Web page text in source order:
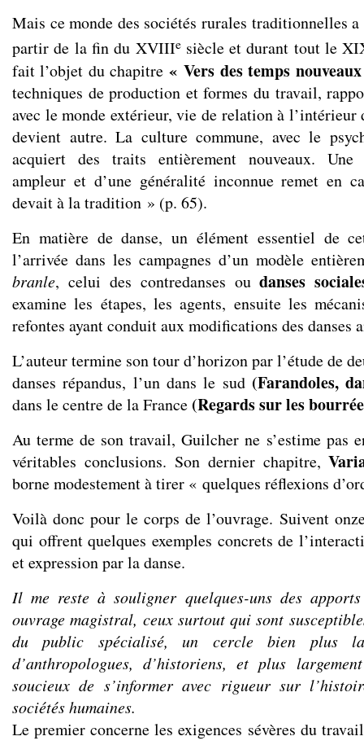
Mais ce monde des sociétés rurales traditionnelles
partir de la fin du XVIIIesiècle et durant tout le
fait l’objet du chapitre « Vers des temps
techniques de production et formes du travail,
avec le monde extérieur, vie de relation à l’intérieur
devient autre. La culture commune, avec le
acquiert des traits entièrement nouveaux. Une
ampleur et d’une généralité inconnue remet en
devait à la tradition » (p. 65).
En matière de danse, un élément essentiel de
l’arrivée dans les campagnes d’un modèle
branle, celui des contredanses oudanses
examine les étapes, les agents, ensuite les
refontes ayant conduit aux modifications des danses
L’auteur termine son tour d’horizon par l’étude de
danses répandus, l’un dans le sud (Farandoles,
dans le centre de la France (Regards sur les
Au terme de son travail, Guilcher ne s’estime pas
véritables conclusions. Son dernier chapitre,
borne modestement à tirer « quelques réflexions
Voilà donc pour le corps de l’ouvrage. Suivent
qui offrent quelques exemples concrets de
et expression par la danse.
Il me reste à souligner quelques-uns des
ouvrage magistral, ceux surtout qui sont
du public spécialisé, un cercle bien plus
d’anthropologues, d’historiens, et plus
soucieux de s’informer avec rigueur sur
sociétés humaines.
Le premier concerne les exigences sévères du